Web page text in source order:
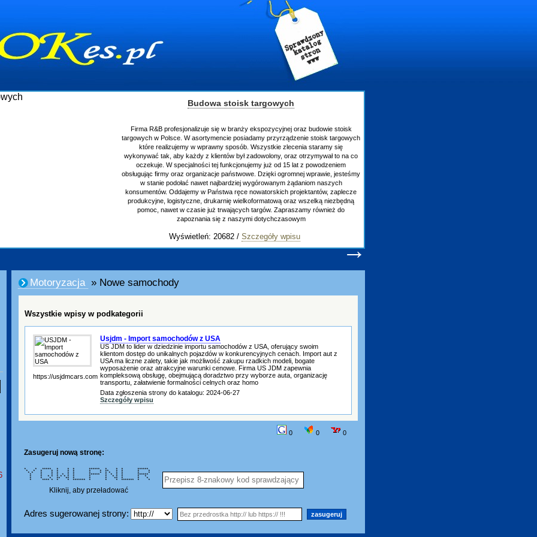
Budowa stoisk targowych
Firma R&B profesjonalizuje się w branży ekspozycyjnej oraz budowie stoisk
targowych w Polsce. W asortymencie posiadamy przyrządzenie stoisk targowych
które realizujemy w wprawny sposób. Wszystkie zlecenia staramy się
wykonywać tak, aby każdy z klientów był zadowolony, oraz otrzymywał to na co
oczekuje. W specjalności tej funkcjonujemy już od 15 lat z powodzeniem
obsługując firmy oraz organizacje państwowe. Dzięki ogromnej wprawie, jesteśmy
w stanie podołać nawet najbardziej wygórowanym żądaniom naszych
konsumentów. Oddajemy w Państwa ręce nowatorskich projektantów, zaplecze
produkcyjne, logistyczne, drukarnię wielkoformatową oraz wszelką niezbędną
pomoc, nawet w czasie już trwających targów. Zapraszamy również do
zapoznania się z naszymi dotychczasowym
Wyświetleń: 20682 / Szczegóły wpisu
→
Motoryzacja » Nowe samochody
Wszystkie wpisy w podkategorii
https://usjdmcars.com
Usjdm - Import samochodów z USA
US JDM to lider w dziedzinie importu samochodów z USA, oferujący swoim
klientom dostęp do unikalnych pojazdów w konkurencyjnych cenach. Import aut z
USA ma liczne zalety, takie jak możliwość zakupu rzadkich modeli, bogate
wyposażenie oraz atrakcyjne warunki cenowe. Firma US JDM zapewnia
kompleksową obsługę, obejmującą doradztwo przy wyborze auta, organizację
transportu, załatwienie formalności celnych oraz homo
Data zgłoszenia strony do katalogu: 2024-06-27
Szczegóły wpisu
0 0 0
Zasugeruj nową stronę:
* * ***** * * * ****** * * * ******
* * * * * * * * * ** * * * *
* * * * * * * * * * * * * * *
* * * * * * * ****** * * * * ******
* * * * * * * * * * * * * * * *
* * * ** ** * * * ** * * *
* **** * * * ******* * * * ******* * *
Kliknij, aby przeładować
Adres sugerowanej strony: